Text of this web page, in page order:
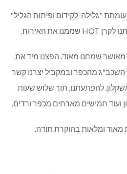
"גלילה-לקידום ופיתוח הגליל"
לקרן HOT שממנו את האירוח.
שמחנו מאוד. הפצנו מיד את
מהכפר ובמקביל יצרנו קשר
להפתעתנו, תוך שלוש שעות
ועוד חמישים מארחים מכפר ורדים.
מאוד ומלאות בהוקרת תודה.